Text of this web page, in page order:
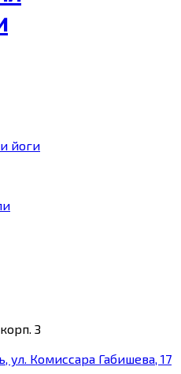
йоги
З
ул. Комиссара Габишева, 17